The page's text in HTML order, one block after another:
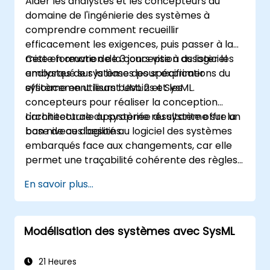
MagicDraw.​
domaine de l'ingénierie des systèmes à
comprendre comment recueillir
efficacement les exigences, puis passer à la
mise en œuvre de la conception du logiciel
embarqué sur la base des spécifications du
système en utilisant UML 2 et SysML.
Cette formation de 3 jours vise à assister les
analystes de systèmes pour exprimer
efficacement leurs besoins et les
concepteurs pour réaliser la conception
architecturale appropriée du système sur la
base de ces besoins.
L'architecture du système résultante offre un
bon niveau d'agilité au logiciel des systèmes
embarqués face aux changements, car elle
permet une traçabilité cohérente des règles
système et celles des choix d'utilisation (cas
d'utilisation) des utilisateurs finaux vers le
niveau de mise en œuvre logicielle.
En savoir plus...
Modélisation des systèmes avec SysML
21 Heures